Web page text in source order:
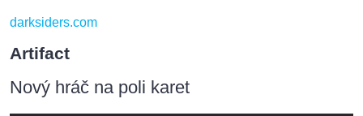
darksiders.com
Artifact
Nový hráč na poli karet